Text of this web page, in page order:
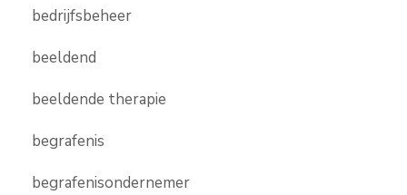
bedrijfsbeheer
beeldend
beeldende therapie
begrafenis
begrafenisondernemer